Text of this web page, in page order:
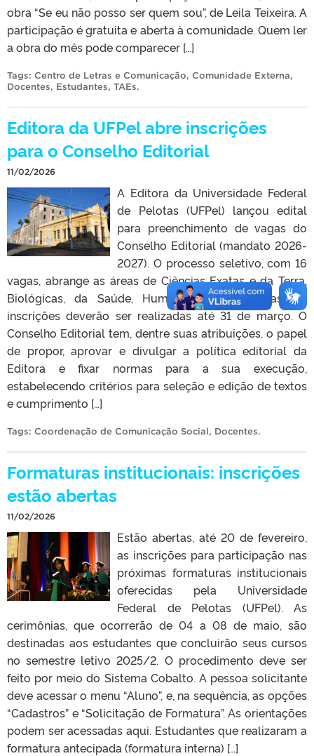
obra “Se eu não posso ser quem sou”, de Leila Teixeira. A
participação é gratuita e aberta à comunidade. Quem ler
a obra do mês pode comparecer […]
Tags: Centro de Letras e Comunicação, Comunidade Externa,
Docentes, Estudantes, TAEs.
Editora da UFPel abre inscrições
para o Conselho Editorial
11/02/2026
A Editora da Universidade Federal
de Pelotas (UFPel) lançou edital
para preenchimento de vagas do
Conselho Editorial (mandato 2026-
2027). O processo seletivo, com 16
vagas, abrange as áreas de Ciências Exatas e da Terra,
Biológicas, da Saúde, Humanas e Engenharias. As
inscrições deverão ser realizadas até 31 de março. O
Conselho Editorial tem, dentre suas atribuições, o papel
de propor, aprovar e divulgar a política editorial da
Editora e fixar normas para a sua execução,
estabelecendo critérios para seleção e edição de textos
e cumprimento […]
Tags: Coordenação de Comunicação Social, Docentes.
Formaturas institucionais: inscrições
estão abertas
11/02/2026
Estão abertas, até 20 de fevereiro,
as inscrições para participação nas
próximas formaturas institucionais
oferecidas pela Universidade
Federal de Pelotas (UFPel). As
cerimônias, que ocorrerão de 04 a 08 de maio, são
destinadas aos estudantes que concluirão seus cursos
no semestre letivo 2025/2. O procedimento deve ser
feito por meio do Sistema Cobalto. A pessoa solicitante
deve acessar o menu “Aluno”, e, na sequência, as opções
“Cadastros” e “Solicitação de Formatura”. As orientações
podem ser acessadas aqui. Estudantes que realizaram a
formatura antecipada (formatura interna) […]